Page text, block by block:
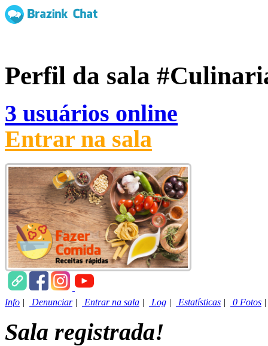
Perfil da sala
3 usuários online
Entrar na sala
Info | Denunciar| Entrar na sala | Log | Estatísticas | 0 Fotos
Sala registrada!